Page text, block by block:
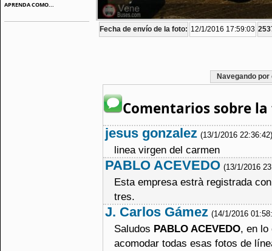
APRENDA COMO...
Fecha de envío de la foto: 12/1/2016 17:59:03
Navegando
Comentarios sobre
jesus gonzalez (13/1/2016
linea virgen del carmen
PABLO ACEVEDO (13/1/2016
Esta empresa estrà registrada
tres.
J. Carlos Gámez (14/1/2016
Saludos PABLO ACEVEDO, en lo
acomodar todas esas fotos de